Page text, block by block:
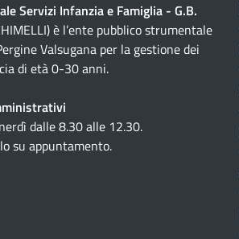
Servizi Infanzia e Famiglia - G.B.
è l’ente pubblico strumentale
Valsugana per la gestione dei
di età 0-30 anni.
dalle 8.30 alle 12.30.
su appuntamento.